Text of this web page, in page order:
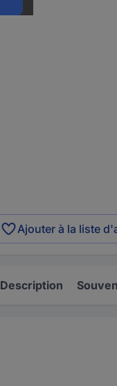
Ajouter à la liste
Description